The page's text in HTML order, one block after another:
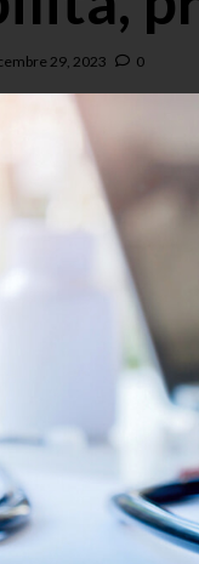
29, 2023 0